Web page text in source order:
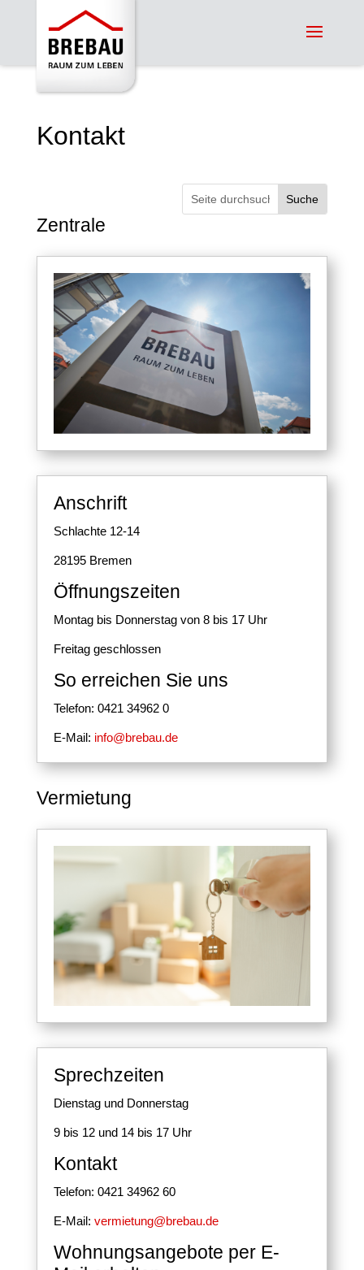
Kontakt
Suchen
Zentrale
Anschrift
Schlachte 12-14
28195 Bremen
Öffnungszeiten
Montag bis Donnerstag von 8 bis 17 Uhr
Freitag geschlossen
So erreichen Sie uns
Telefon: 0421 34962 0
E-Mail: info@brebau.de
Vermietung
Sprechzeiten
Dienstag und Donnerstag
9 bis 12 und 14 bis 17 Uhr
Kontakt
Telefon: 0421 34962 60
E-Mail: vermietung@brebau.de
Wohnungsangebote per E-